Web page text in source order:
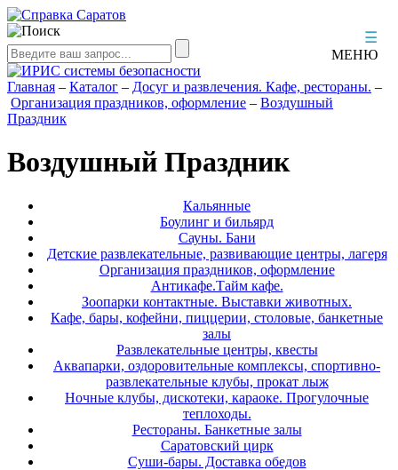
☰
МЕНЮ
Главная – Каталог – Досуг и развлечения. Кафе, рестораны. –
Организация праздников, оформление – Воздушный
Праздник
Воздушный Праздник
Кальянные
Боулинг и бильярд
Сауны. Бани
Детские развлекательные, развивающие центры, лагеря
Организация праздников, оформление
Антикафе.Тайм кафе.
Зоопарки контактные. Выставки животных.
Кафе, бары, кофейни, пиццерии, столовые, банкетные
залы
Развлекательные центры, квесты
Аквапарки, оздоровительные комплексы, спортивно-
развлекательные клубы, прокат лыж
Ночные клубы, дискотеки, караоке. Прогулочные
теплоходы.
Рестораны. Банкетные залы
Саратовский цирк
Суши-бары. Доставка обедов